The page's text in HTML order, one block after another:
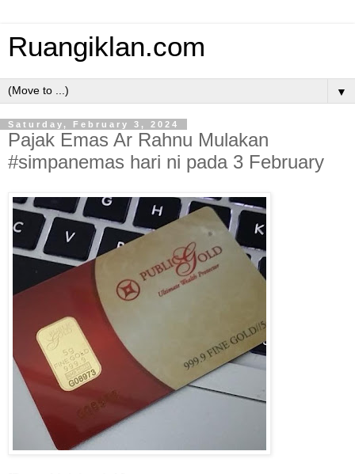
Ruangiklan.com
▼
Saturday, February 3, 2024
Pajak Emas Ar Rahnu Mulakan
#simpanemas hari ni pada 3 February